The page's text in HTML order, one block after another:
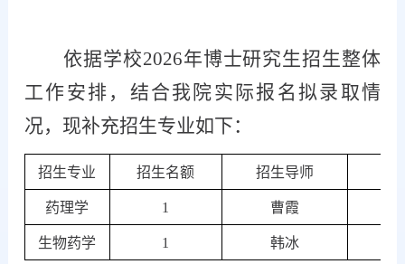
依据学校2026年博士研究生招生整体
工作安排，结合我院实际报名拟录取情
况，现补充招生专业如下：
招生专业 招生名额 招生导师
药理学 1 曹霞
生物药学 1 韩冰